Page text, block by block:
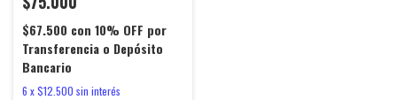
$67.500 con 10% OFF por
Transferencia o Depósito
Bancario
6 x$12.500 sin interés